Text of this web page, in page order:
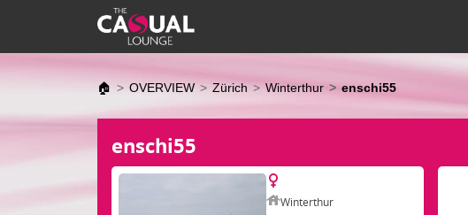
🏠 OVERVIEW Zürich Winterthur enschi55
enschi55
Winterthur